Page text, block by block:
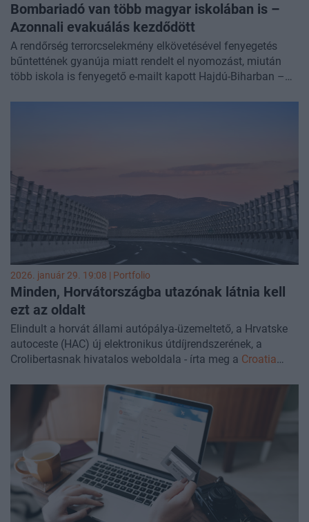
Bombariadó van több magyar iskolában is –
Azonnali evakuálás kezdődött
A rendőrség terrorcselekmény elkövetésével fenyegetés
bűntettének gyanúja miatt rendelt el nyomozást, miután
több iskola is fenyegető e-mailt kapott Hajdú-Biharban –
2026. január 29. 19:08 | Portfolio
Minden, Horvátországba utazónak látnia kell
ezt az oldalt
Elindult a horvát állami autópálya-üzemeltető, a Hrvatske
autoceste (HAC) új elektronikus útdíjrendszerének, a
Crolibertasnak hivatalos weboldala - írta meg a Croatia